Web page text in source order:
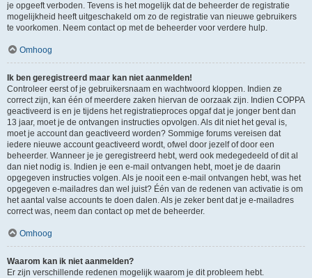
je opgeeft verboden. Tevens is het mogelijk dat de beheerder de registratie
mogelijkheid heeft uitgeschakeld om zo de registratie van nieuwe gebruikers
te voorkomen. Neem contact op met de beheerder voor verdere hulp.
Omhoog
Ik ben geregistreerd maar kan niet aanmelden!
Controleer eerst of je gebruikersnaam en wachtwoord kloppen. Indien ze
correct zijn, kan één of meerdere zaken hiervan de oorzaak zijn. Indien COPPA
geactiveerd is en je tijdens het registratieproces opgaf dat je jonger bent dan
13 jaar, moet je de ontvangen instructies opvolgen. Als dit niet het geval is,
moet je account dan geactiveerd worden? Sommige forums vereisen dat
iedere nieuwe account geactiveerd wordt, ofwel door jezelf of door een
beheerder. Wanneer je je geregistreerd hebt, werd ook medegedeeld of dit al
dan niet nodig is. Indien je een e-mail ontvangen hebt, moet je de daarin
opgegeven instructies volgen. Als je nooit een e-mail ontvangen hebt, was het
opgegeven e-mailadres dan wel juist? Één van de redenen van activatie is om
het aantal valse accounts te doen dalen. Als je zeker bent dat je e-mailadres
correct was, neem dan contact op met de beheerder.
Omhoog
Waarom kan ik niet aanmelden?
Er zijn verschillende redenen mogelijk waarom je dit probleem hebt.